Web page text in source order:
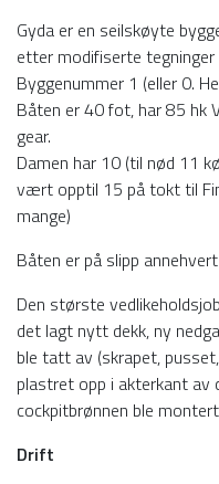
Gyda er en seilskøyte
etter modifiserte tegninger
Byggenummer 1 (eller 0.
Båten er 40 fot, har 85 hk
gear.
Damen har 10 (til nød 11
vært opptil 15 på tokt til
mange)
Båten er på slipp
Den største
det lagt nytt dekk, ny
ble tatt av (skrapet,
plastret opp i akterkant av
cockpitbrønnen ble
Drift